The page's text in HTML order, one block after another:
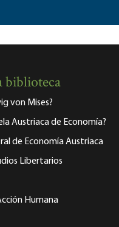
biblioteca
von Mises?
Austriaca de Economía?
de Economía Austriaca
Libertarios
Humana